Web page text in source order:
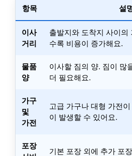
항목 설
이사
거리
출발지와 도착지 사이의
수록 비용이 증가해요.
물품
양
이사할 짐의 양. 짐이 많
더 필요해요.
가구
및
가전
고급 가구나 대형 가전
이 발생할 수 있어요.
포장
기본 포장 외에 추가 포